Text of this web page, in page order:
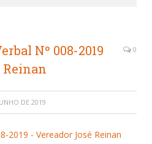
Nº 008-2019
Reinan
0
DE 2019
2019 - Vereador José Reinan